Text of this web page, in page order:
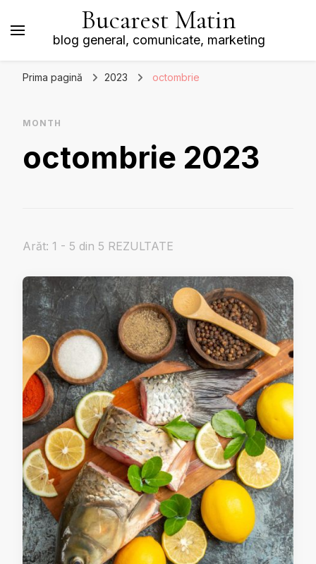
Bucarest Matin
blog general, comunicate, marketing
Prima pagină 2023 octombrie
MONTH
octombrie 2023
Arăt: 1 - 5 din 5 REZULTATE